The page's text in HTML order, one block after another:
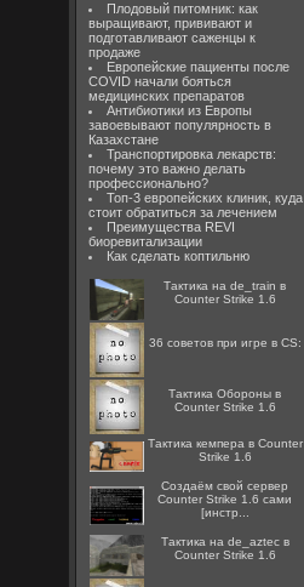
Плодовый питомник: как
выращивают, прививают и
подготавливают саженцы к
продаже
Европейские пациенты после
COVID начали бояться
медицинских препаратов
Антибиотики из Европы
завоевывают популярность в
Казахстане
Транспортировка лекарств:
почему это важно делать
профессионально?
Топ-3 европейских клиник, куда
стоит обратиться за лечением
Преимущества REVI
биоревитализации
Как сделать коптильню
Тактика на de_train в
Counter Strike 1.6
36 советов при игре в CS:
Тактика Обороны в
Counter Strike 1.6
Тактика кемпера в Counter
Strike 1.6
Создаём свой сервер
Counter Strike 1.6 сами
[инстр...
Тактика на de_aztec в
Counter Strike 1.6